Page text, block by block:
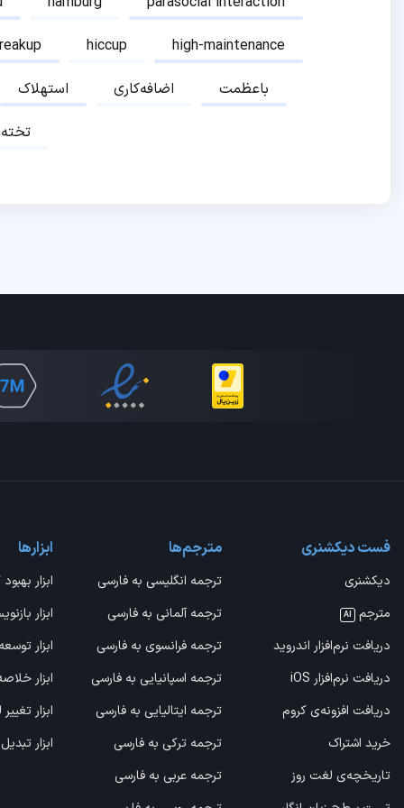
hiccup
high-maintenance
استهلاک
اضافه‌کاری
باعظمت
فست دیکشنری
دیکشنری
مترجم
AI
دریافت نرم‌افزار اندروید
دریافت نرم‌افزار iOS
دریافت افزونه‌ی کروم
خرید اشتراک
تاریخچه‌ی لغت روز
مترجم‌ها
ترجمه انگلیسی به فارسی
ترجمه آلمانی به فارسی
ترجمه فرانسوی به فارسی
ترجمه اسپانیایی به فارسی
ترجمه ایتالیایی به فارسی
ترجمه ترکی به فارسی
ترجمه عربی به فارسی
ابزارها
ابزار
ابزار
ابزار
ابزار
ابزار
ابزار